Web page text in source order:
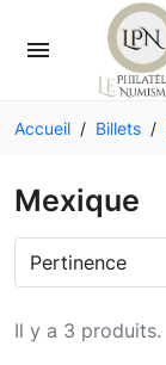
menu
Accueil Billets
Mexique
Il y a 3 produits.
Pertinence